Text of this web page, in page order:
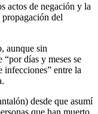
actos de negación y la
del
aunque sin
días y meses se
infecciones” entre la
desde que asumí
que han muerto